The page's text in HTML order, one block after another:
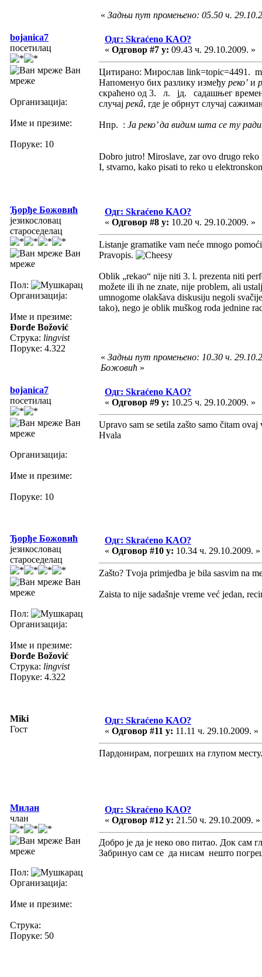
« Задњи пут промењено: 05.50 ч.
bojanica7
посетилац
Ван
мреже
Организација:
Име и презиме:
Поруке: 10
Одг: Skraćeno KAO?
« Одговор #7 у: 09.43 ч. 29.10.2009. »
Цитирано: Мирослав link=topic=4491.
Напоменуо бих разлику између реко’ и
скраћено од 3. л. јд. садашњег
случај рекâ, где је обрнут случај
Нпр. : Ја реко’ да видим шта се ту
Dobro jutro! Miroslave, zar ovo drugo
I, stvarno, kako pisati to reko u
Ђорђе Божовић
језикословац
староседелац
Ван
мреже
Пол:
Организација:
Име и презиме:
Đorđe Božović
Струка: lingvist
Поруке: 4.322
Одг: Skraćeno KAO?
« Одговор #8 у: 10.20 ч. 29.10.2009. »
Listanje gramatike vam neće mnogo
Pravopis.
Oblik „rekao“ nije niti 3. l. prezenta niti
možete ili ih ne znate, nije problem, ali
umnogome olakšava diskusiju negoli
tako), nego je oblik muškog roda jednine
« Задњи пут промењено: 10.30 ч.
Божовић »
bojanica7
посетилац
Ван
мреже
Организација:
Име и презиме:
Поруке: 10
Одг: Skraćeno KAO?
« Одговор #9 у: 10.25 ч. 29.10.2009. »
Upravo sam se setila zašto samo čitam
Hvala
Ђорђе Божовић
језикословац
староседелац
Ван
мреже
Пол:
Организација:
Име и презиме:
Đorđe Božović
Струка: lingvist
Поруке: 4.322
Одг: Skraćeno KAO?
« Одговор #10 у: 10.34 ч. 29.10.2009. »
Zašto? Tvoja primjedba je bila sasvim na
Zaista to nije sadašnje vreme već jedan,
Miki
Гост
Одг: Skraćeno KAO?
« Одговор #11 у: 11.11 ч. 29.10.2009. »
Пардонирам, погреших на глупом
Милан
члан
Ван
мреже
Пол:
Организација:
Име и презиме:
Струка:
Поруке: 50
Одг: Skraćeno KAO?
« Одговор #12 у: 21.50 ч. 29.10.2009. »
Добро је да је неко ово питао. Док сам
Забринуо сам се да нисам нешто